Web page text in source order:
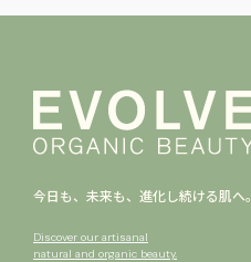
今日も、未来も、進化し続ける肌へ。
Discover our artisanal
natural and organic beauty.